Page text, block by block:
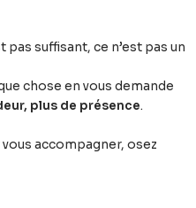
pas suffisant, ce n’est pas un
chose en vous demande
plus de présence.
accompagner, osez